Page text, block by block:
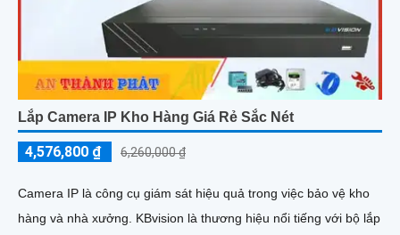
Lắp Camera IP Kho Hàng Giá Rẻ Sắc Nét
4,576,800 ₫ 6,260,000 ₫
Camera IP là công cụ giám sát hiệu quả trong việc bảo vệ kho
hàng và nhà xưởng. KBvision là thương hiệu nổi tiếng với bộ lắp